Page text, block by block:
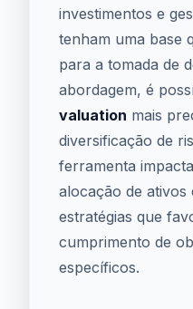
investimentos e
tenham uma base
para a tomada de
abordagem, é
valuation mais
diversificação de
ferramenta
alocação de ativos
estratégias que
cumprimento de
específicos.